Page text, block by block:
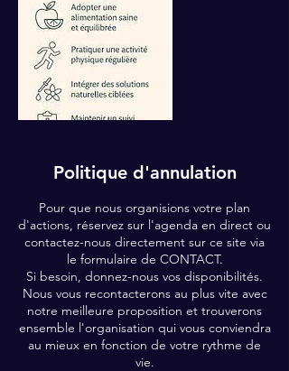
Politique d'annulation
Pour que nous organisions votre plan
d'actions, réservez sur l'agenda en direct ou
contactez-nous directement sur ce site via
le formulaire de CONTACT.
Si besoin, donnez-nous vos disponibilités.
Nous vous recontacterons au plus vite avec
notre meilleure proposition et trouverons
ensemble l'organisation qui vous conviendra
au mieux en fonction de votre rythme de
vie.